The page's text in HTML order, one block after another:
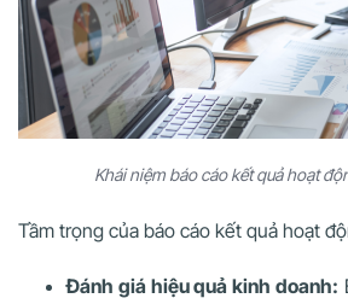
Khái niệm báo cáo kết quả hoạt
Tầm trọng của báo cáo kết quả hoạt
Đánh giá hiệu quả kinh doanh: